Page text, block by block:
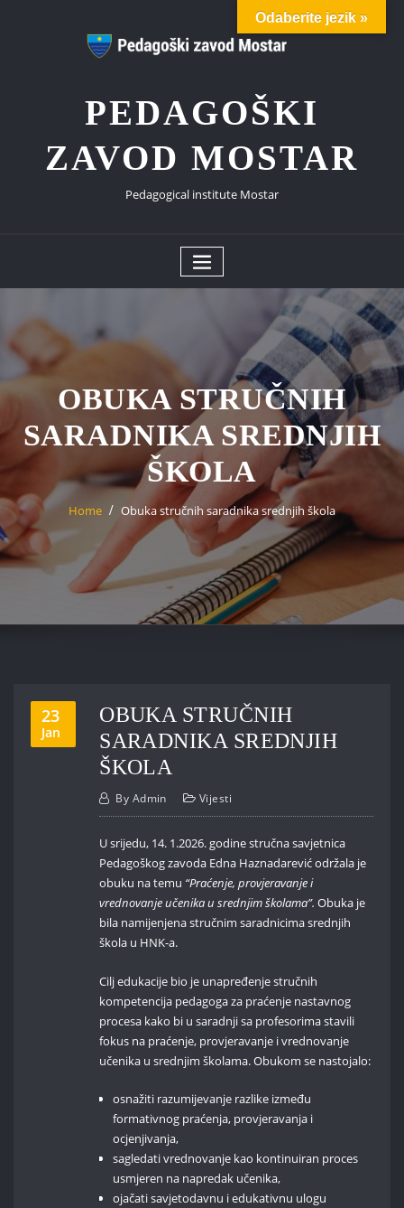
PEDAGOŠKI
ZAVOD MOSTAR
Pedagogical institute Mostar
OBUKA STRUČNIH
SARADNIKA SREDNJIH
ŠKOLA
Home Obuka stručnih saradnika srednjih škola
23
Jan
OBUKA STRUČNIH
SARADNIKA SREDNJIH
ŠKOLA
By Admin Vijesti
U srijedu, 14. 1.2026. godine stručna savjetnica
Pedagoškog zavoda Edna Haznadarević održala je
obuku na temu “Praćenje, provjeravanje i
vrednovanje učenika u srednjim školama”. Obuka je
bila namijenjena stručnim saradnicima srednjih
škola u HNK-a.
Cilj edukacije bio je unapređenje stručnih
kompetencija pedagoga za praćenje nastavnog
procesa kako bi u saradnji sa profesorima stavili
fokus na praćenje, provjeravanje i vrednovanje
učenika u srednjim školama. Obukom se nastojalo:
osnažiti razumijevanje razlike između
formativnog praćenja, provjeravanja i
ocjenjivanja,
sagledati vrednovanje kao kontinuiran proces
usmjeren na napredak učenika,
ojačati savjetodavnu i edukativnu ulogu
Odaberite jezik »